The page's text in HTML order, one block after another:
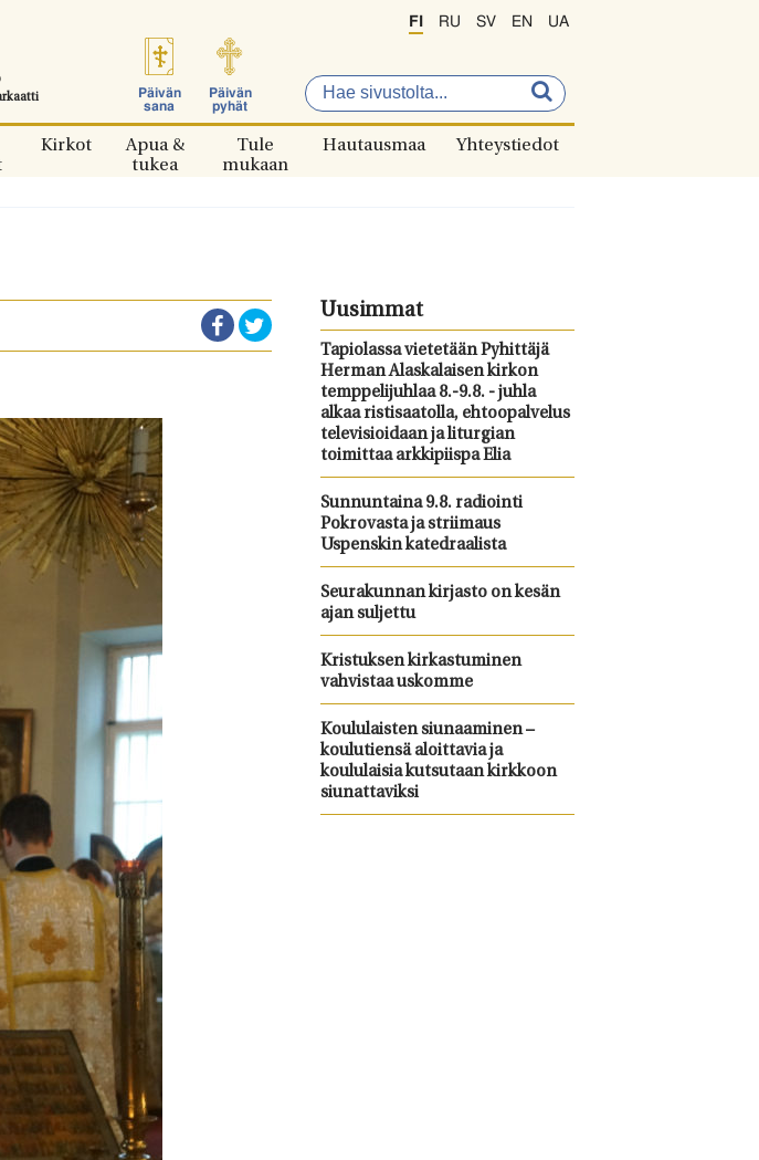
Päivän
sana
Päivän
pyhät
FI RU SV EN UA
Kirkot
Apua &
tukea
Tule
mukaan
Hautausmaa Yhteystiedot
Uusimmat
Tapiolassa vietetään Pyhittäjä
Herman Alaskalaisen kirkon
temppelijuhlaa 8.-9.8. - juhla
alkaa ristisaatolla, ehtoopalvelus
televisioidaan ja liturgian
toimittaa arkkipiispa Elia
Sunnuntaina 9.8. radiointi
Pokrovasta ja striimaus
Uspenskin katedraalista
Seurakunnan kirjasto on kesän
ajan suljettu
Kristuksen kirkastuminen
vahvistaa uskomme
Koululaisten siunaaminen –
koulutiensä aloittavia ja
koululaisia kutsutaan kirkkoon
siunattaviksi